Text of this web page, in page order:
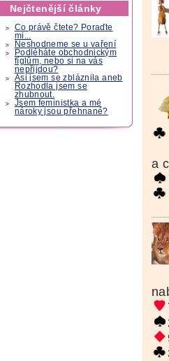
Nejčtenější články
Co právě čtete? Poraďte
mi...
Neshodneme se u vaření
Podléháte obchodnickým
fíglům, nebo si na vás
nepřijdou?
Asi jsem se zbláznila aneb
Rozhodla jsem se
zhubnout.
Jsem feministka a mé
nároky jsou přehnané?
a